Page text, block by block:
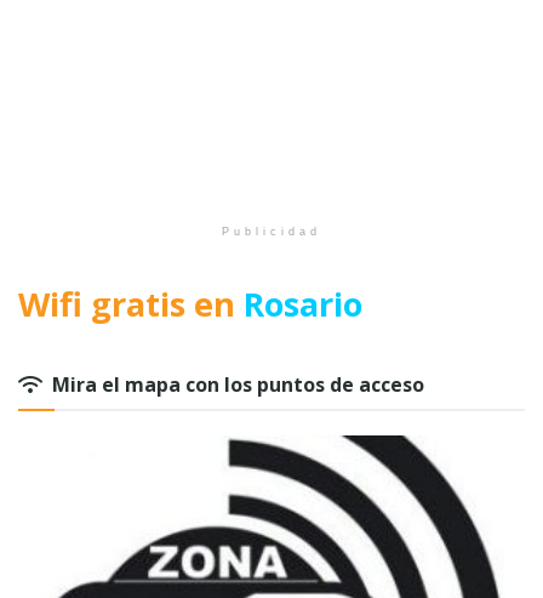
Publicidad
Wifi gratis en Rosario
Mira el mapa con los puntos de acceso